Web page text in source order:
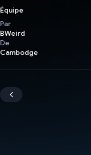
Équipe
Par
BWeird
De
Cambodge